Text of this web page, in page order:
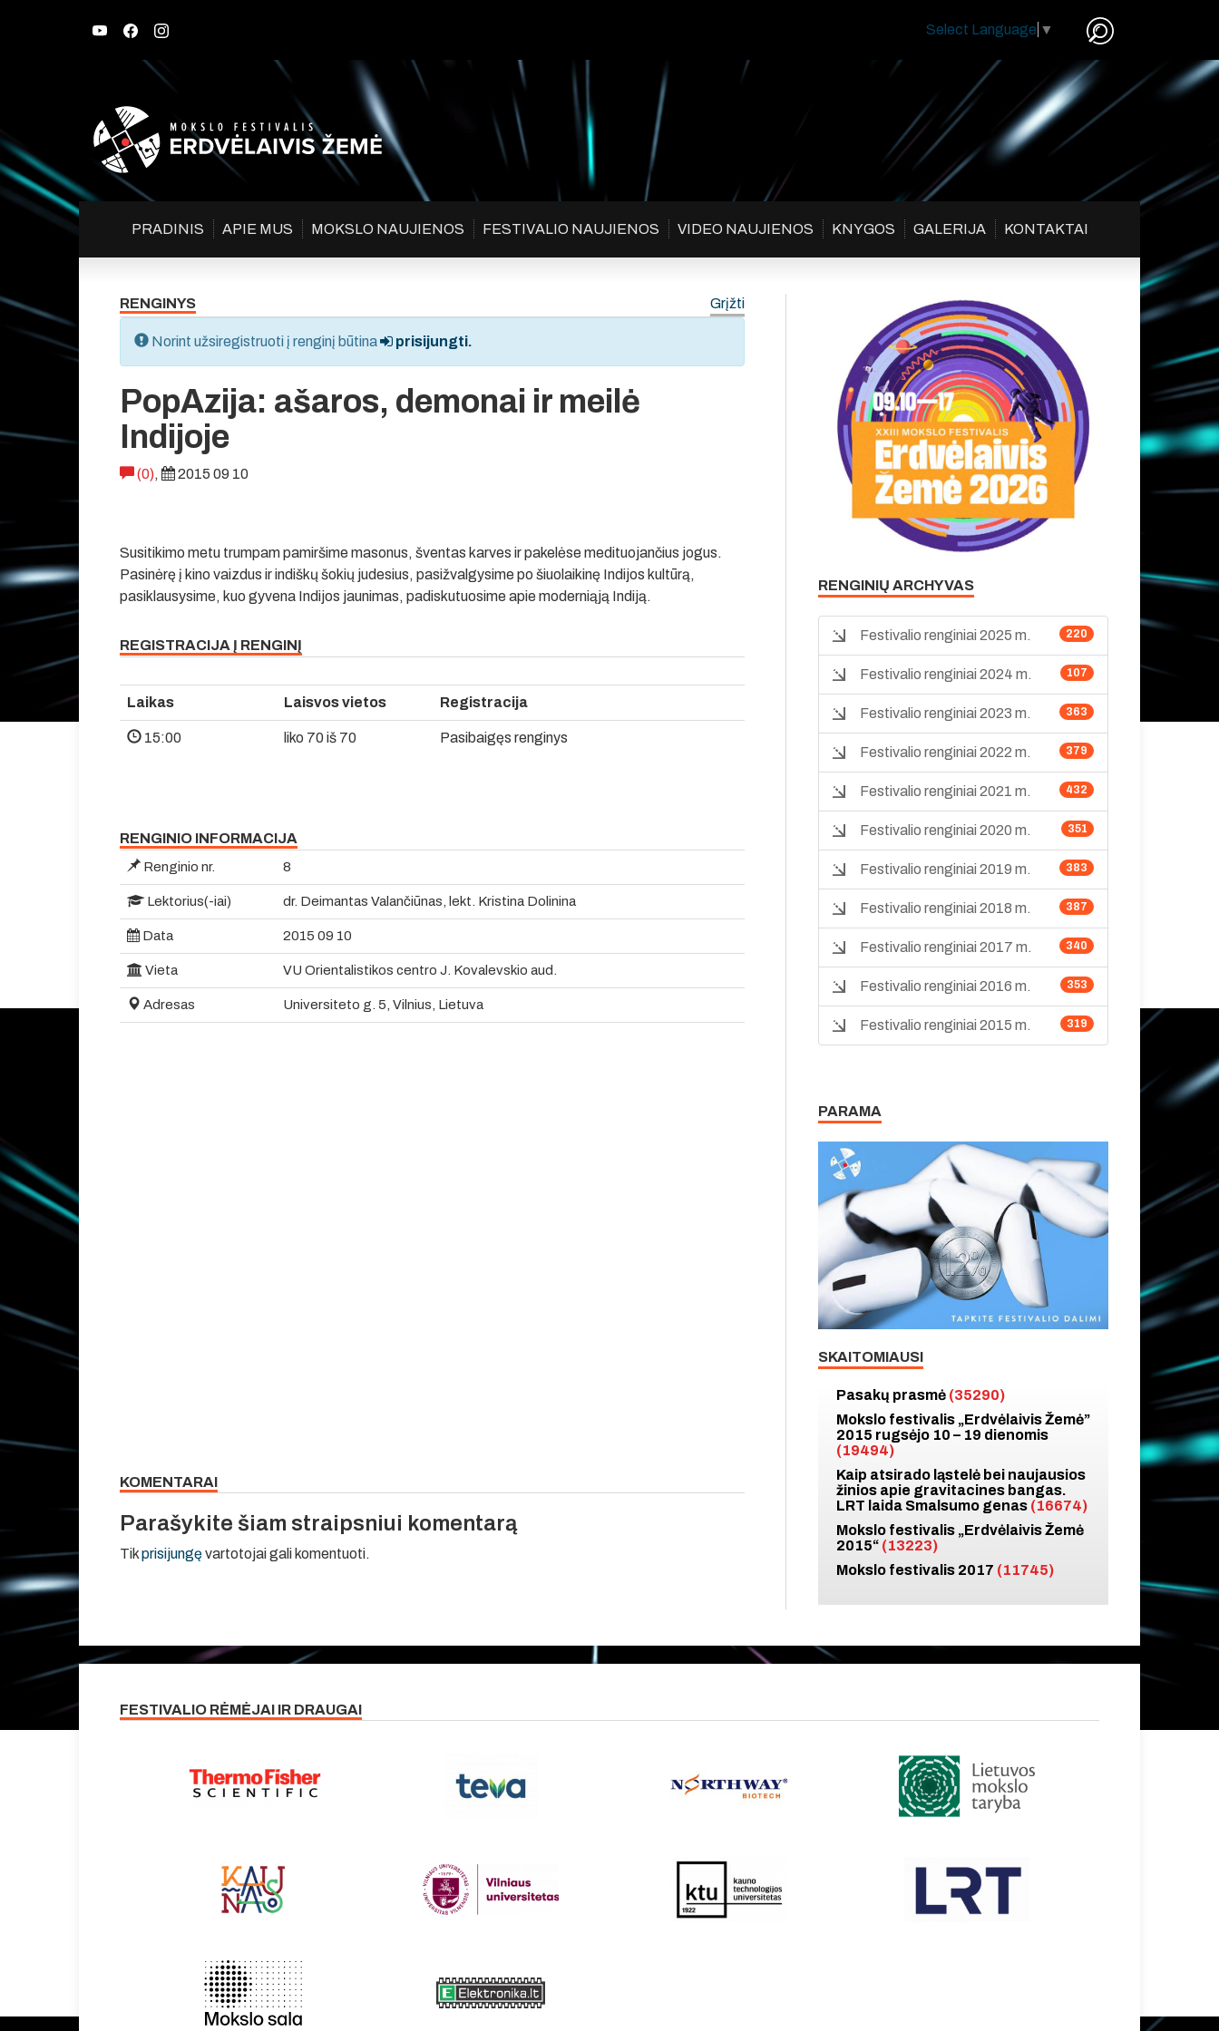
Select Language ▼
PRADINIS APIE MUS MOKSLO NAUJIENOS FESTIVALIO NAUJIENOS VIDEO NAUJIENOS KNYGOS GALERIJA KONTAKTAI
RENGINYS Grįžti
Norint užsiregistruoti į renginį būtina prisijungti.
PopAzija: ašaros, demonai ir meilė
Indijoje
(0), 2015 09 10
Susitikimo metu trumpam pamiršime masonus, šventas karves ir pakelėse medituojančius jogus.
Pasinėrę į kino vaizdus ir indiškų šokių judesius, pasižvalgysime po šiuolaikinę Indijos kultūrą,
pasiklausysime, kuo gyvena Indijos jaunimas, padiskutuosime apie moderniąją Indiją.
REGISTRACIJA Į RENGINĮ
Laikas Laisvos vietos Registracija
15:00 liko 70 iš 70 Pasibaigęs renginys
RENGINIO INFORMACIJA
Renginio nr. 8
Lektorius(-iai) dr. Deimantas Valančiūnas, lekt. Kristina Dolinina
Data 2015 09 10
Vieta VU Orientalistikos centro J. Kovalevskio aud.
Adresas Universiteto g. 5, Vilnius, Lietuva
KOMENTARAI
Parašykite šiam straipsniui komentarą
Tikprisijungęvartotojai gali komentuoti.
RENGINIŲ ARCHYVAS
220
Festivalio renginiai 2025 m.
107
Festivalio renginiai 2024 m.
363
Festivalio renginiai 2023 m.
379
Festivalio renginiai 2022 m.
432
Festivalio renginiai 2021 m.
351
Festivalio renginiai 2020 m.
383
Festivalio renginiai 2019 m.
387
Festivalio renginiai 2018 m.
340
Festivalio renginiai 2017 m.
353
Festivalio renginiai 2016 m.
319
Festivalio renginiai 2015 m.
PARAMA
SKAITOMIAUSI
Pasakų prasmė (35290)
Mokslo festivalis „Erdvėlaivis Žemė”
2015 rugsėjo 10 – 19 dienomis
(19494)
Kaip atsirado ląstelė bei naujausios
žinios apie gravitacines bangas.
LRT laida Smalsumo genas (16674)
Mokslo festivalis „Erdvėlaivis Žemė
2015“ (13223)
Mokslo festivalis 2017 (11745)
FESTIVALIO RĖMĖJAI IR DRAUGAI